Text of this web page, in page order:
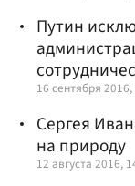
Путин
16 сентября
Сергея
на природу
12 августа 2016,